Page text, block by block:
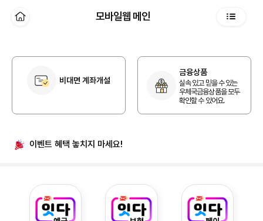
모바일웹 메인
비대면 계좌개설
금융상품
실속 있고 믿을 수 있는
우체국금융상품을 모두
확인할 수 있어요.
이벤트 혜택 놓치지 마세요!